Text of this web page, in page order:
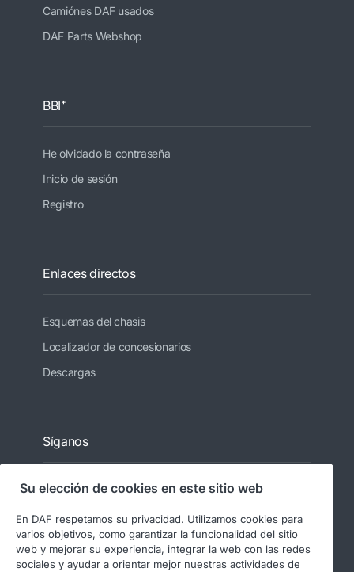
Camiónes DAF usados
DAF Parts Webshop
BBI⁺
He olvidado la contraseña
Inicio de sesión
Registro
Enlaces directos
Esquemas del chasis
Localizador de concesionarios
Descargas
Síganos
Su elección de cookies en este sitio web
En DAF respetamos su privacidad. Utilizamos cookies para
varios objetivos, como garantizar la funcionalidad del sitio
web y mejorar su experiencia, integrar la web con las redes
sociales y ayudar a orientar mejor nuestras actividades de